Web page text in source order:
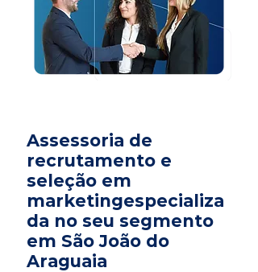
Assessoria de
recrutamento e
seleção em
marketingespecializa
da no seu segmento
em São João do
Araguaia